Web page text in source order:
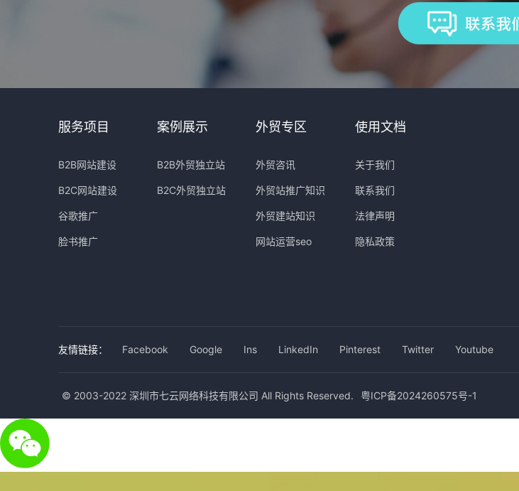
服务项目
B2B网站建设
B2C网站建设
谷歌推广
脸书推广
案例展示
B2B外贸独立站
B2C外贸独立站
外贸专区
外贸咨讯
外贸站推广知识
外贸建站知识
网站运营seo
使用文档
关于我们
联系我们
法律声明
隐私政策
友情链接： Facebook Google Ins LinkedIn Pinterest Twitter Youtube
© 2003-2022 深圳市七云网络科技有限公司 All Rights Reserved. 粤ICP备2024260575号-1